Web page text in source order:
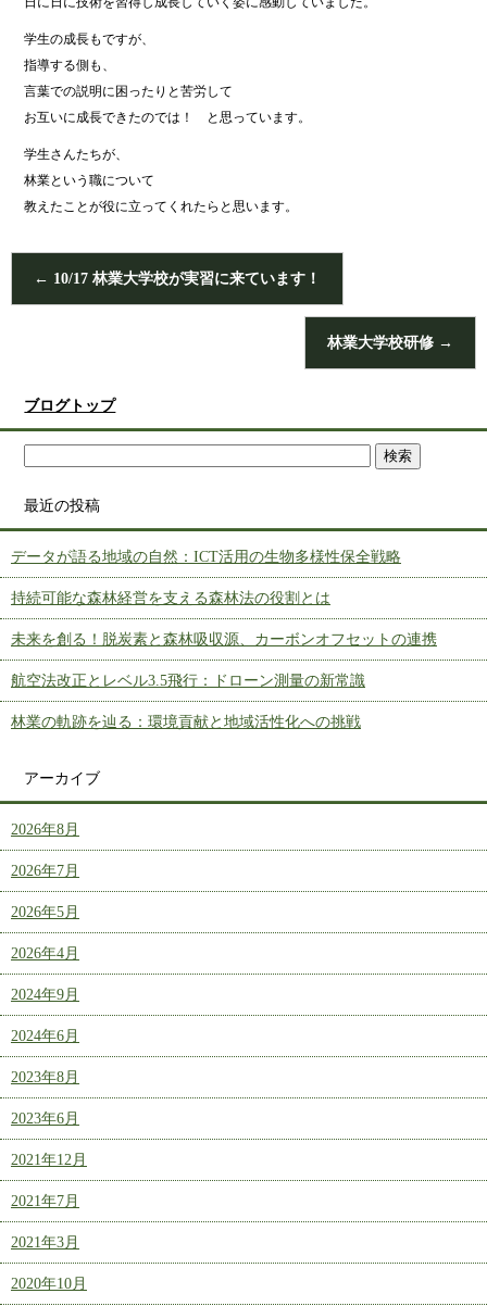
学生の成長もですが、
指導する側も、
言葉での説明に困ったりと苦労して
お互いに成長できたのでは！ と思っています。
学生さんたちが、
林業という職について
教えたことが役に立ってくれたらと思います。
← 10/17 林業大学校が実習に来ています！
林業大学校研修 →
ブログトップ
最近の投稿
データが語る地域の自然：ICT活用の生物多様性保全戦略
持続可能な森林経営を支える森林法の役割とは
未来を創る！脱炭素と森林吸収源、カーボンオフセットの連携
航空法改正とレベル3.5飛行：ドローン測量の新常識
林業の軌跡を辿る：環境貢献と地域活性化への挑戦
アーカイブ
2026年8月
2026年7月
2026年5月
2026年4月
2024年9月
2024年6月
2023年8月
2023年6月
2021年12月
2021年7月
2021年3月
2020年10月